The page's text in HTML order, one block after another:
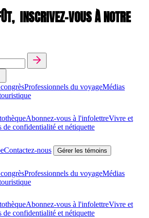
INSCRIVEZ-VOUS À NOTRE
Professionnels du voyageMédias
Abonnez-vous à l'infolettreVivre et
de confidentialité et nétiquette
Contactez-nous Gérer les témoins
Professionnels du voyageMédias
Abonnez-vous à l'infolettreVivre et
de confidentialité et nétiquette